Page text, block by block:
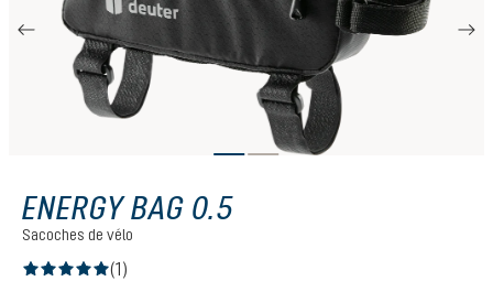
ENERGY BAG 0.5
Sacoches de vélo
(1)